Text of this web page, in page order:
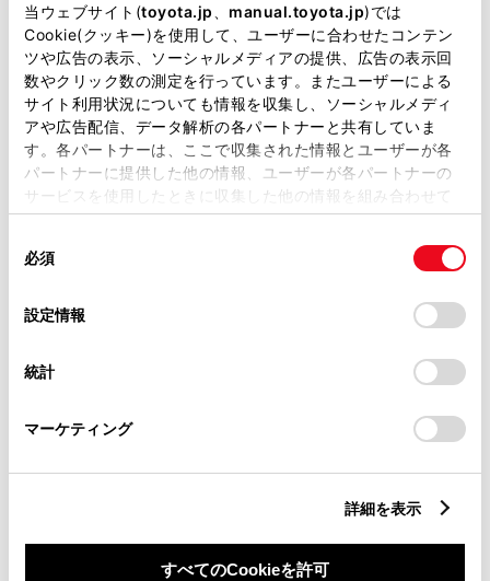
当ウェブサイト(toyota.jp manual.toyota.jp)では
Cookie(クッキー)を使用して、ユーザーに合わせたコンテン
ツや広告の表示、ソーシャルメディアの提供、広告の表示回
数やクリック数の測定を行っています。またユーザーによる
サイト利用状況についても情報を収集し、ソーシャルメディ
アや広告配信、データ解析の各パートナーと共有していま
す。各パートナーは、ここで収集された情報とユーザーが各
パートナーに提供した他の情報、ユーザーが各パートナーの
サービスを使用したときに収集した他の情報を組み合わせて
使用することがあります。当ウェブサイトの使用を続行する
デバイスにすべてのCookie(クッキー)が保存されることに同
意したことになります。Cookie(クッキー)のオプトアウト、
設定の変更、同意を撤回したりするにあたっては、当社の
「Cookie（クッキー）情報の取り扱いについて
」をご覧くだ
必須
設定情報
統計
マーケティング
詳細を表示
すべてのCookieを許可
全長×全幅×全高
4695×1695×1865mm
ホイールベース ※1
2850mm
トレッド前／後
1480/1480mm
室内長×室内幅×室内高
1660kg
装備・オプション